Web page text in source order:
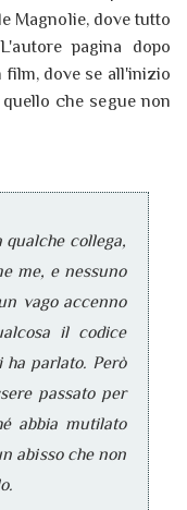
Magnolie, dove tutto
pagina dopo
film, dove se all'inizio
che segue non
collega,
me, e nessuno
vago accenno
il codice
parlato. Però
passato per
abbia mutilato
abisso che non